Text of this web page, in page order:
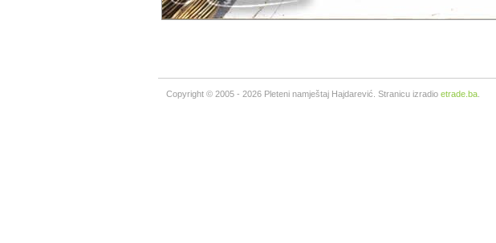
Copyright © 2005 - 2026 Pleteni namještaj Hajdarević. Stranicu izradio etrade.ba